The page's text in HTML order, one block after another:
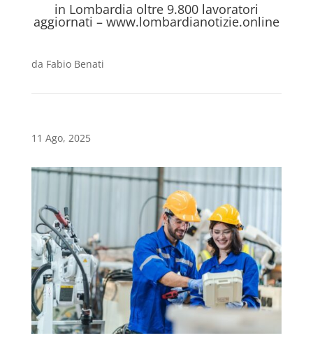
in Lombardia oltre 9.800 lavoratori
aggiornati – www.lombardianotizie.online
da Fabio Benati
11 Ago, 2025